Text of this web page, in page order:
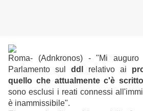
Roma- (Adnkronos) - "Mi
Parlamento sul ddl relativo ai
quello che attualmente c'è scritto
sono esclusi i reati connessi
è inammissibile".